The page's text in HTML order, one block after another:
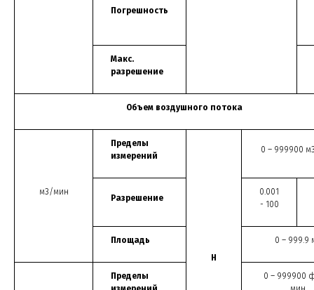
Погрешность
Макс.
разрешение
Объем воздушного потока
м3/мин
Пределы
измерений
Н
0 – 999900 м
Разрешение
0.001
- 100
Площадь 0 – 999.9
Пределы
0 – 999900